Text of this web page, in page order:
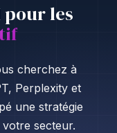
les
cherchez à
Perplexity et
une stratégie
votre secteur.